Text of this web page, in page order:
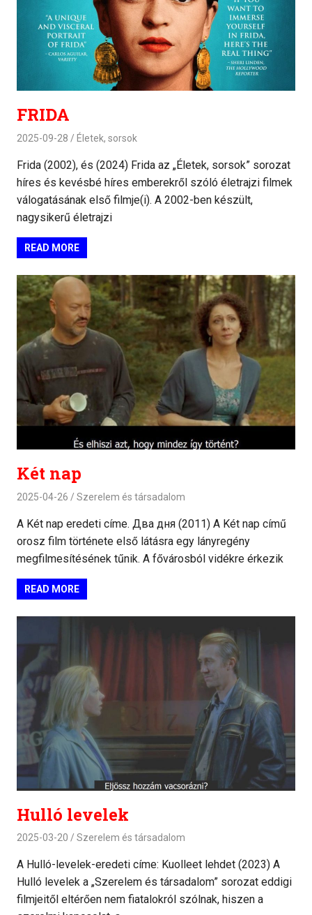
FRIDA
2025-09-28 Életek, sorsok
Frida (2002), és (2024) Frida az „Életek, sorsok” sorozat
híres és kevésbé híres emberekről szóló életrajzi filmek
válogatásának első filmje(i). A 2002-ben készült,
nagysikerű életrajzi
READ MORE
Két nap
2025-04-26 Szerelem és társadalom
A Két nap eredeti címe. Два дня (2011) A Két nap című
orosz film története első látásra egy lányregény
megfilmesítésének tűnik. A fővárosból vidékre érkezik
READ MORE
Hulló levelek
2025-03-20 Szerelem és társadalom
A Hulló-levelek-eredeti címe: Kuolleet lehdet (2023) A
Hulló levelek a „Szerelem és társadalom” sorozat eddigi
filmjeitől eltérően nem fiatalokról szólnak, hiszen a